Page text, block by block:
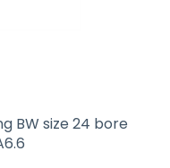
BW size 24 bore